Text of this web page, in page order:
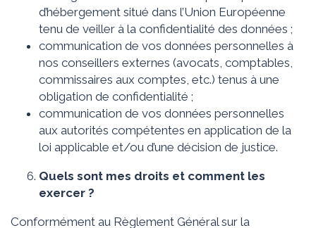
d’hébergement situé dans l’Union Européenne
tenu de veiller à la confidentialité des données ;
communication de vos données personnelles à
nos conseillers externes (avocats, comptables,
commissaires aux comptes, etc.) tenus à une
obligation de confidentialité ;
communication de vos données personnelles
aux autorités compétentes en application de la
loi applicable et/ou d’une décision de justice.
Quels sont mes droits et comment les
exercer ?
Conformément au Règlement Général sur la